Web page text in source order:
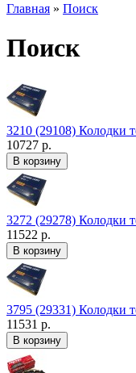
Главная » Поиск
Поиск
3210 (29108) Колодки
10727 р.
3272 (29278) Колодки
11522 р.
3795 (29331) Колодки
11531 р.